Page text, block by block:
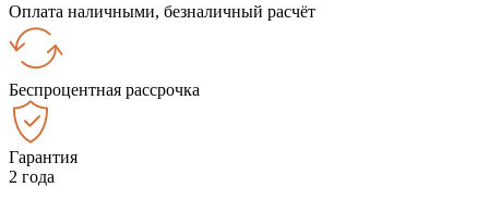
Оплата наличными, безналичный расчёт
Беспроцентная рассрочка
Гарантия
2 года